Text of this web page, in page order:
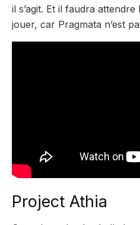
il s’agit. Et il faudra
jouer, car Pragmata n’est
Project Athia